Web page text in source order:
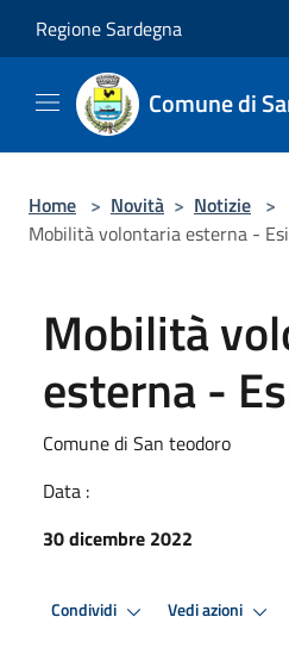
Regione Sardegna
Comune di
Home > Novità > Notizie >
Mobilità volontaria esterna -
Mobilità
esterna -
Comune di San teodoro
Data :
30 dicembre 2022
Condividi Vedi azioni